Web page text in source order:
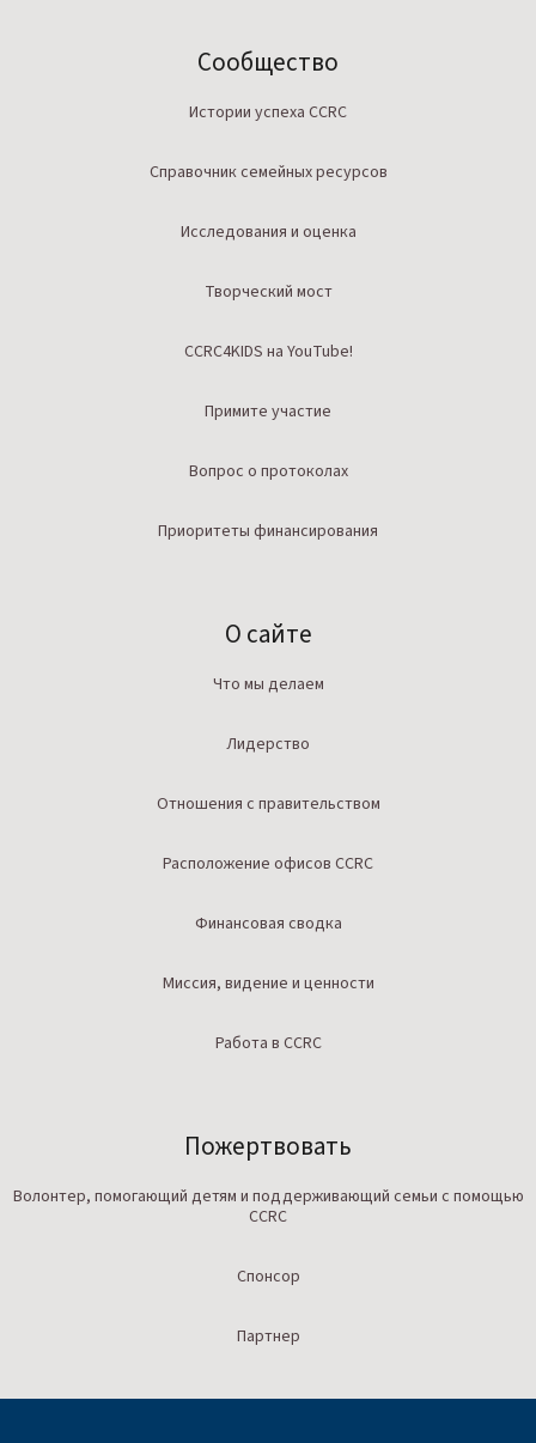
Сообщество
Истории успеха CCRC
Справочник семейных ресурсов
Исследования и оценка
Творческий мост
CCRC4KIDS на YouTube!
Примите участие
Вопрос о протоколах
Приоритеты финансирования
О сайте
Что мы делаем
Лидерство
Отношения с правительством
Расположение офисов CCRC
Финансовая сводка
Миссия, видение и ценности
Работа в CCRC
Пожертвовать
Волонтер, помогающий детям и поддерживающий семьи с помощью
CCRC
Спонсор
Партнер